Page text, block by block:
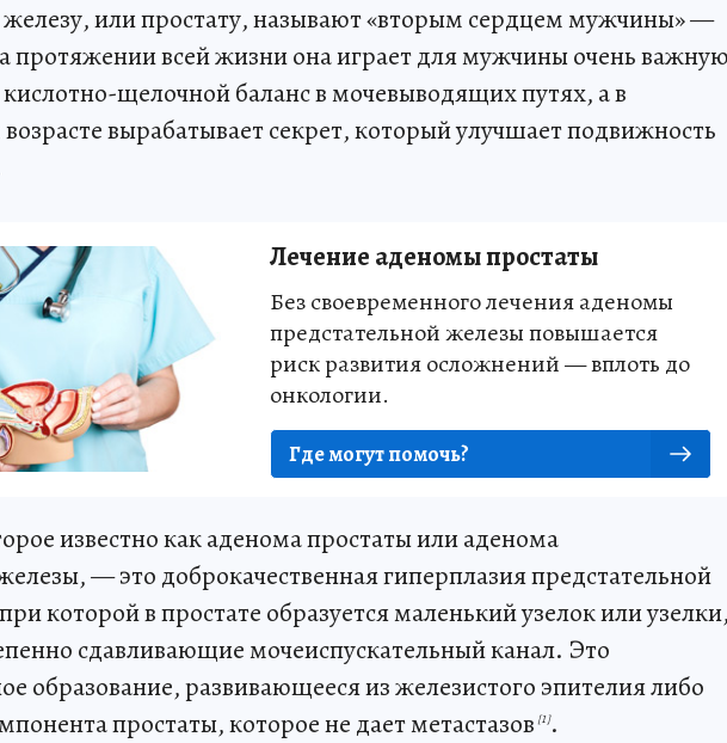
или простату, называют «вторым сердцем мужчины» —
протяжении всей жизни она играет для мужчины очень
кислотно-щелочной баланс в мочевыводящих путях, а в
вырабатывает секрет, который улучшает подвижность
Лечение аденомы простаты
Без своевременного лечения аденомы
предстательной железы повышается
риск развития осложнений — вплоть до
онкологии.
Где могут помочь?
известно как аденома простаты или аденома
— это доброкачественная гиперплазия предстательной
которой в простате образуется маленький узелок или узелки,
сдавливающие мочеиспускательный канал. Это
образование, развивающееся из железистого эпителия либо
простаты, которое не дает метастазов [1].